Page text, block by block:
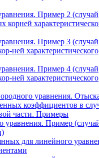
Пример 2 (случай
корней
Пример 3 (случай
ней характеристического
Пример 4 (случай
ней характеристического
уравнения.
коэффициентов в
части. Примеры
уравнения. Пример
для линейного